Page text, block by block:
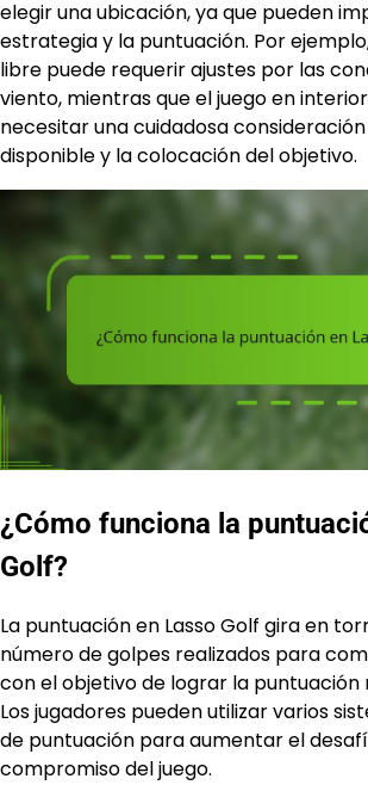
elegir una ubicación, ya que pueden
estrategia y la puntuación. Por
libre puede requerir ajustes por las
viento, mientras que el juego en
necesitar una cuidadosa
disponible y la colocación del objetivo.
¿Cómo funciona la
Golf?
La puntuación en Lasso Golf gira en
número de golpes realizados para
con el objetivo de lograr la puntuación
Los jugadores pueden utilizar varios
de puntuación para aumentar el
compromiso del juego.